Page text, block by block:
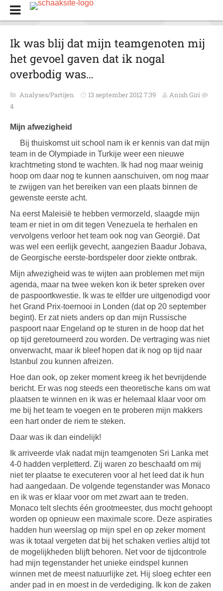
Ik was blij dat mijn teamgenoten mij
het gevoel gaven dat ik nogal
overbodig was…
Analyses/Partijen 13 september 2012 7:39
Anish Giri
4
Mijn afwezigheid
Bij thuiskomst uit school nam ik er kennis van dat mijn
team in de Olympiade in Turkije weer een nieuwe
krachtmeting stond te wachten. Ik had nog maar weinig
hoop om daar nog te kunnen aanschuiven, om nog maar
te zwijgen van het bereiken van een plaats binnen de
gewenste eerste acht.
Na eerst Maleisië te hebben vermorzeld, slaagde mijn
team er niet in om dit tegen Venezuela te herhalen en
vervolgens verloor het team ook nog van Georgië. Dat
was wel een eerlijk gevecht, aangezien Baadur Jobava,
de Georgische eerste-bordspeler door ziekte ontbrak.
Mijn afwezigheid was te wijten aan problemen met mijn
agenda, maar na twee weken kon ik beter spreken over
de paspoortkwestie. Ik was te elfder ure uitgenodigd voor
het Grand Prix-toernooi in Londen (dat op 20 september
begint). Er zat niets anders op dan mijn Russische
paspoort naar Engeland op te sturen in de hoop dat het
op tijd geretourneerd zou worden. De vertraging was niet
onverwacht, maar ik bleef hopen dat ik nog op tijd naar
Istanbul zou kunnen afreizen.
Hoe dan ook, op zeker moment kreeg ik het bevrijdende
bericht. Er was nog steeds een theoretische kans om wat
plaatsen te winnen en ik was er helemaal klaar voor om
me bij het team te voegen en te proberen mijn makkers
een hart onder de riem te steken.
Daar was ik dan eindelijk!
Ik arriveerde vlak nadat mijn teamgenoten Sri Lanka met
4-0 hadden verpletterd. Zij waren zo beschaafd om mij
niet ter plaatse te executeren voor al het leed dat ik hun
had aangedaan. De volgende tegenstander was Monaco
en ik was er klaar voor om met zwart aan te treden.
Monaco telt slechts één grootmeester, dus mocht gehoopt
worden op opnieuw een maximale score. Deze aspiraties
hadden hun weerslag op mijn spel en op zeker moment
was ik totaal vergeten dat bij het schaken verlies altijd tot
de mogelijkheden blijft behoren. Net voor de tijdcontrole
had mijn tegenstander het unieke eindspel kunnen
winnen met de meest natuurlijke zet. Hij sloeg echter een
ander pad in en moest in de verdediging. Ik kon de zaken